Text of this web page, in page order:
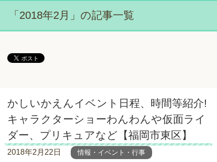
「2018年2月」の記事一覧
かしいかえんイベント日程、時間等紹介!
キャラクターショーわんわんや仮面ライ
ダー、プリキュアなど【福岡市東区】
2018年2月22日 情報・イベント・行事